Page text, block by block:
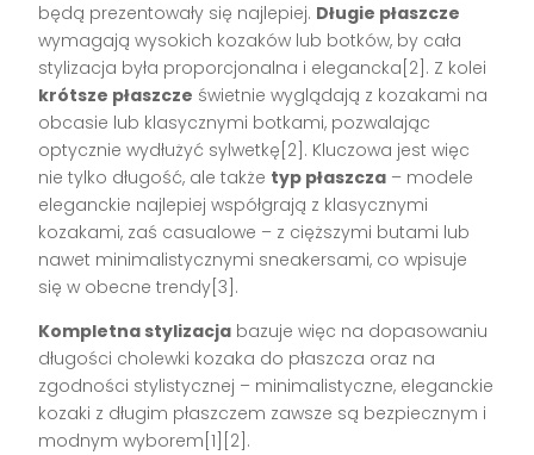
będą prezentowały się najlepiej. Długie płaszcze
wymagają wysokich kozaków lub botków, by cała
stylizacja była proporcjonalna i elegancka[2]. Z kolei
krótsze płaszcze świetnie wyglądają z kozakami na
obcasie lub klasycznymi botkami, pozwalając
optycznie wydłużyć sylwetkę[2]. Kluczowa jest więc
nie tylko długość, ale także typ płaszcza – modele
eleganckie najlepiej współgrają z klasycznymi
kozakami, zaś casualowe – z cięższymi butami lub
nawet minimalistycznymi sneakersami, co wpisuje
się w obecne trendy[3].
Kompletna stylizacja bazuje więc na dopasowaniu
długości cholewki kozaka do płaszcza oraz na
zgodności stylistycznej – minimalistyczne, eleganckie
kozaki z długim płaszczem zawsze są bezpiecznym i
modnym wyborem[1][2].